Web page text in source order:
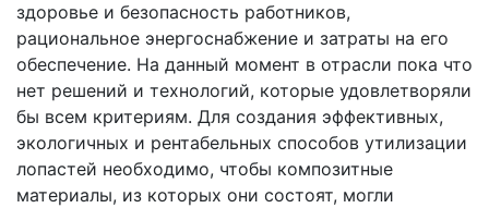
здоровье и безопасность работников,
рациональное энергоснабжение и затраты на его
обеспечение. На данный момент в отрасли пока что
нет решений и технологий, которые удовлетворяли
бы всем критериям. Для создания эффективных,
экологичных и рентабельных способов утилизации
лопастей необходимо, чтобы композитные
материалы, из которых они состоят, могли